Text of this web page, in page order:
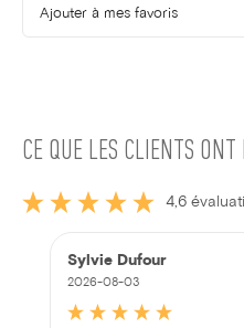
Ajouter à mes favoris
CE QUE LES CLIENTS
4,6
Sylvie Dufour
2026-08-03